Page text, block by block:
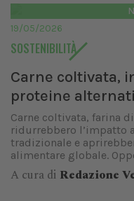
19/05/2026
SOSTENIBILITÀ
Carne coltivata,
proteine
Carne coltivata, farina
ridurrebbero l’impatto
tradizionale e
alimentare globale.
A cura di Redazione